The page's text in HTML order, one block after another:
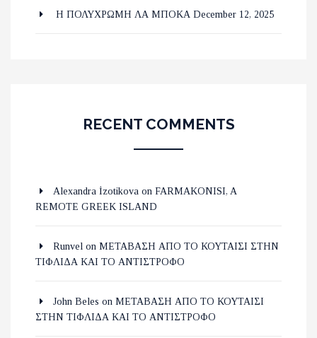
Η ΠΟΛΥΧΡΩΜΗ ΛΑ ΜΠΟΚΑ December 12, 2025
RECENT COMMENTS
Alexandra İzotikova on FARMAKONISI, A
REMOTE GREEK ISLAND
Runvel on ΜΕΤΑΒΑΣΗ ΑΠΟ ΤΟ ΚΟΥΤΑΙΣΙ ΣΤΗΝ
ΤΙΦΛΙΔΑ ΚΑΙ ΤΟ ΑΝΤΙΣΤΡΟΦΟ
John Beles on ΜΕΤΑΒΑΣΗ ΑΠΟ ΤΟ ΚΟΥΤΑΙΣΙ
ΣΤΗΝ ΤΙΦΛΙΔΑ ΚΑΙ ΤΟ ΑΝΤΙΣΤΡΟΦΟ